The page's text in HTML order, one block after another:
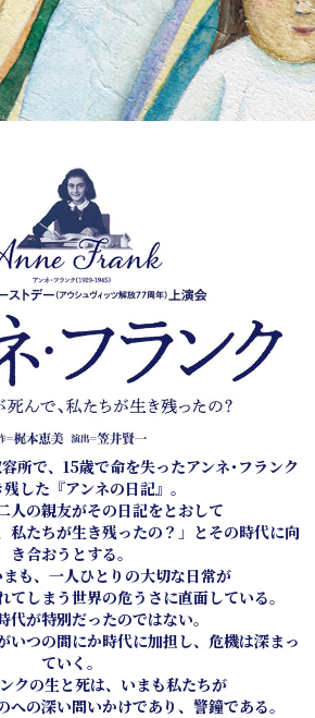
所で、15歳で命を失ったアンネ･フランク
した『アンネの日記』。
人の親友がその日記をとおして
私たちが生き残ったの？」とその時代に向
き合おうとする。
も、一人ひとりの大切な日常が
てしまう世界の危うさに直面している。
代が特別だったのではない。
いつの間にか時代に加担し、危機は深まっ
ていく。
クの生と死は、いまも私たちが
への深い問いかけであり、警鐘である。